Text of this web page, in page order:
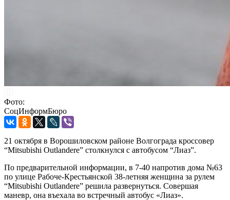
Фото:
СоцИнформБюро
21 октября в Ворошиловском районе Волгограда кроссовер
“Mitsubishi Outlanderе” столкнулся с автобусом “Лиаз”.
По предварительной информации, в 7-40 напротив дома №63
по улице Рабоче-Крестьянской 38-летняя женщина за рулем
“Mitsubishi Outlanderе” решила развернуться. Совершая
маневр, она въехала во встречный автобус «Лиаз».